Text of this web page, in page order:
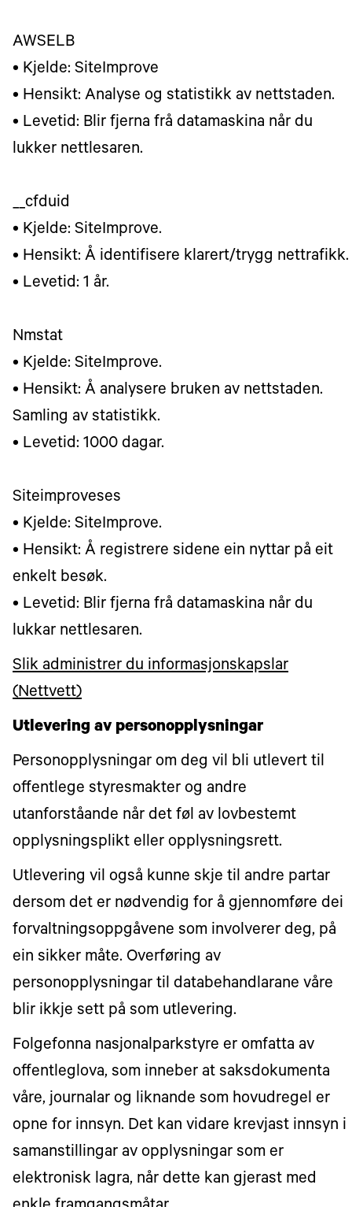
AWSELB
• Kjelde: SiteImprove
• Hensikt: Analyse og statistikk av nettstaden.
• Levetid: Blir fjerna frå datamaskina når du
lukker nettlesaren.
__cfduid
• Kjelde: SiteImprove.
• Hensikt: Å identifisere klarert/trygg nettrafikk.
• Levetid: 1 år.
Nmstat
• Kjelde: SiteImprove.
• Hensikt: Å analysere bruken av nettstaden.
Samling av statistikk.
• Levetid: 1000 dagar.
Siteimproveses
• Kjelde: SiteImprove.
• Hensikt: Å registrere sidene ein nyttar på eit
enkelt besøk.
• Levetid: Blir fjerna frå datamaskina når du
lukkar nettlesaren.
Slik administrer du informasjonskapslar
(Nettvett)
Utlevering av personopplysningar
Personopplysningar om deg vil bli utlevert til
offentlege styresmakter og andre
utanforståande når det føl av lovbestemt
opplysningsplikt eller opplysningsrett.
Utlevering vil også kunne skje til andre partar
dersom det er nødvendig for å gjennomføre dei
forvaltningsoppgåvene som involverer deg, på
ein sikker måte. Overføring av
personopplysningar til databehandlarane våre
blir ikkje sett på som utlevering.
Folgefonna nasjonalparkstyre er omfatta av
offentleglova, som inneber at saksdokumenta
våre, journalar og liknande som hovudregel er
opne for innsyn. Det kan vidare krevjast innsyn i
samanstillingar av opplysningar som er
elektronisk lagra, når dette kan gjerast med